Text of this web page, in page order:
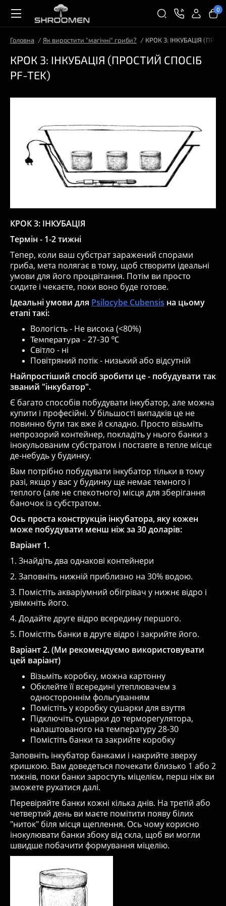
0
Головна Як виростити "магічні" гриби? КРОК 3: ІНКУБАЦІЯ
КРОК 3: ІНКУБАЦІЯ (ПРОСТИЙ СПОСІБ
PF-TEK)
КРОК 3: ІНКУБАЦІЯ
Термін - 1-2 тижні
Тепер, коли ваш субстрат заражений спорами
гриба, мета полягає в тому, щоб створити ідеальні
умови для його процвітання. Потім ви просто
сидите і чекаєте, поки воно буде готове.
Ідеальні умови для Psilocybe Cubensis на цьому
етапі такі:
Вологість - Не висока (<80%)
Температура - 27-30 ºC
Світло - ні
Повітряний потік - низький або відсутній
Найпростіший спосіб зробити це - побудувати так
званий "інкубатор".
Є багато способів побудувати інкубатор, але можна
купити і професійні. У більшості випадків це не
повинно бути так вже й складно. Просто візьміть
непрозорий контейнер, покладіть у нього банки з
інокульованим субстратом і поставте в тепле місце
де-небудь у будинку.
Вам потрібно побудувати інкубатор тільки в тому
разі, якщо у вас у будинку ще немає темного і
теплого (але не спекотного) місця для зберігання
баночок із субстратом.
Ось проста конструкція інкубатора, яку кожен
може побудувати менш ніж за 30 доларів:
Варіант 1.
1. Знайдіть два однакові контейнери
2. Заповніть нижній приблизно на 30% водою.
3. Помістіть акваріумний обігрівач у нижнє відро і
увімкніть його.
4. Додайте друге відро всередину першого.
5. Помістіть банки в друге відро і закрийте його.
Варіант 2. (Ми рекомендуємо використовувати
цей варіант)
Візьміть коробку, можна картонну
Обклейте її всередині утеплювачем з
одностороннім фольгуванням
Помістіть у коробку сушарки для взуття
Підключіть сушарки до терморегулятора,
налаштованого на температуру 28-30
Помістіть банки та закрийте коробку
Заповніть інкубатор банками і накрийте зверху
кришкою. Вам доведеться почекати близько 1 або 2
тижнів, поки банки заростуть міцелієм, перш ніж ви
зможете рухатися далі.
Перевіряйте банки кожні кілька днів. На третій або
четвертий день ви маєте помітити появу білих
"ниток" біля місця щеплення. Ось чому корисно
інокулювати банки збоку від скла, щоб ви могли
швидше побачити формування міцелію.